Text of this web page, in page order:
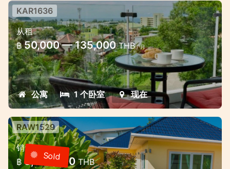
卡倫的時尚公寓，享有美麗的海景
卡倫別緻的海景公寓
KAR1636
从租
฿ 50,000 — 135,000THB/ 月
公寓 1 个卧室 现在
3卧室别墅，带游泳池的封闭式社区—
Rawai，普吉岛
RAW1529
销售
Sold
฿ 8,000,000THB